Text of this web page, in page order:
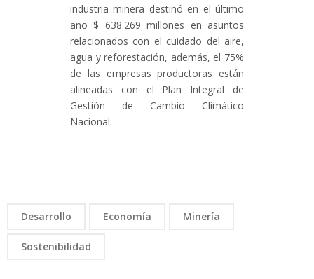
industria minera destinó en el último
año $ 638.269 millones en asuntos
relacionados con el cuidado del aire,
agua y reforestación, además, el 75%
de las empresas productoras están
alineadas con el Plan Integral de
Gestión de Cambio Climático
Nacional.
Desarrollo Economía Minería
Sostenibilidad